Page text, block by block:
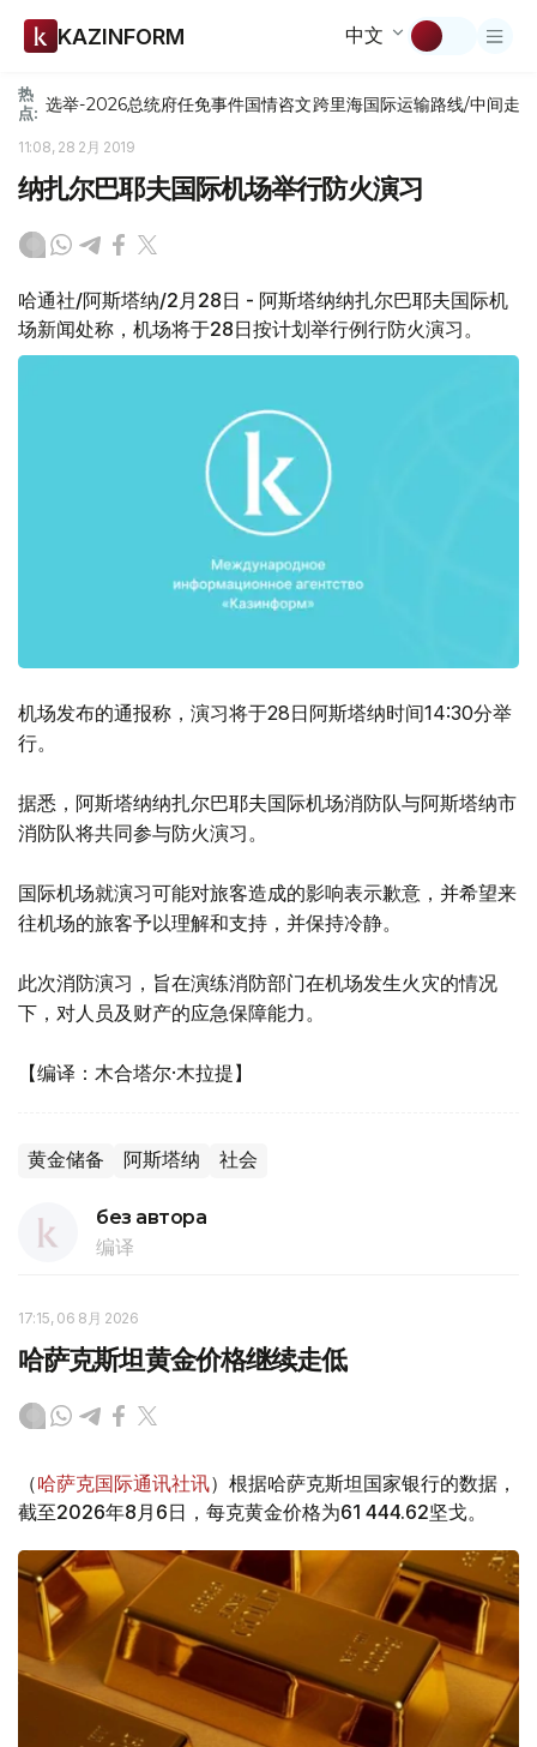
KAZINFORM 中文
热
点: 选举-2026总统府任免事件国情咨文跨里海国际运输路线/中间走廊
11:08, 28 2月 2019
纳扎尔巴耶夫国际机场举行防火演习
哈通社/阿斯塔纳/2月28日 - 阿斯塔纳纳扎尔巴耶夫国际机
场新闻处称，机场将于28日按计划举行例行防火演习。
机场发布的通报称，演习将于28日阿斯塔纳时间14:30分举
行。
据悉，阿斯塔纳纳扎尔巴耶夫国际机场消防队与阿斯塔纳市
消防队将共同参与防火演习。
国际机场就演习可能对旅客造成的影响表示歉意，并希望来
往机场的旅客予以理解和支持，并保持冷静。
此次消防演习，旨在演练消防部门在机场发生火灾的情况
下，对人员及财产的应急保障能力。
【编译：木合塔尔·木拉提】
黄金储备 阿斯塔纳 社会
без автора
编译
17:15, 06 8月 2026
哈萨克斯坦黄金价格继续走低
（哈萨克国际通讯社讯）根据哈萨克斯坦国家银行的数据，
截至2026年8月6日，每克黄金价格为61 444.62坚戈。